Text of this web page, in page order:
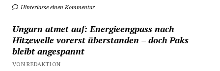
Hinterlasse einen Kommentar
Ungarn atmet auf: Energieengpass nach
Hitzewelle vorerst überstanden – doch Paks
bleibt angespannt
VON REDAKTION